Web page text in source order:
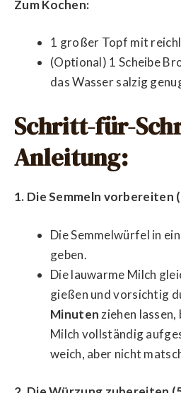
Zum Kochen:
1 großer Topf mit
(Optional) 1 Scheibe
das Wasser salzig
Schritt-für-
Anleitung:
1. Die Semmeln vorbereiten
Die Semmelwürfel in
geben.
Die lauwarme Milch
gießen und vorsichtig
Minuten ziehen lassen,
Milch vollständig
weich, aber nicht